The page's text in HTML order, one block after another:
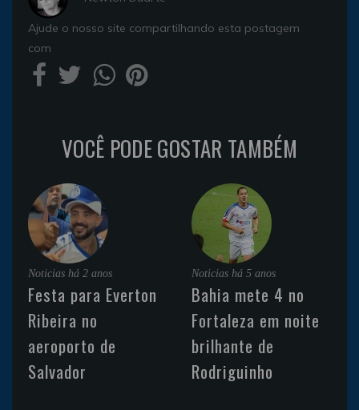
Ajude o nosso site compartilhando esta postagem
com
VOCÊ PODE GOSTAR TAMBÉM
Noticias há 2 anos
Festa para Everton
Ribeira no
aeroporto de
Salvador
Noticias há 5 anos
Bahia mete 4 no
Fortaleza em noite
brilhante de
Rodriguinho